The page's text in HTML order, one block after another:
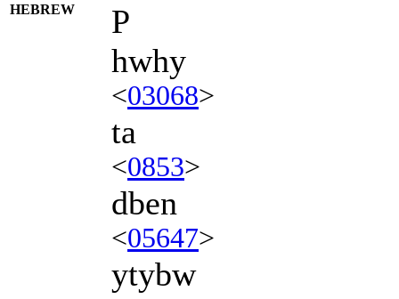
HEBREW
P
hwhy
<03068>
ta
<0853>
dben
<05647>
ytybw